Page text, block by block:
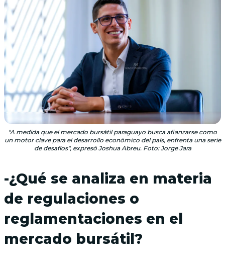
"A medida que el mercado bursátil paraguayo busca afianzarse como
un motor clave para el desarrollo económico del país, enfrenta una serie
de desafíos", expresó Joshua Abreu. Foto: Jorge Jara
-¿Qué se analiza en materia
de regulaciones o
reglamentaciones en el
mercado bursátil?